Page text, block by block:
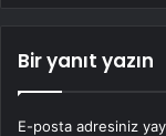
Bir yanıt yazın
E-posta adresiniz